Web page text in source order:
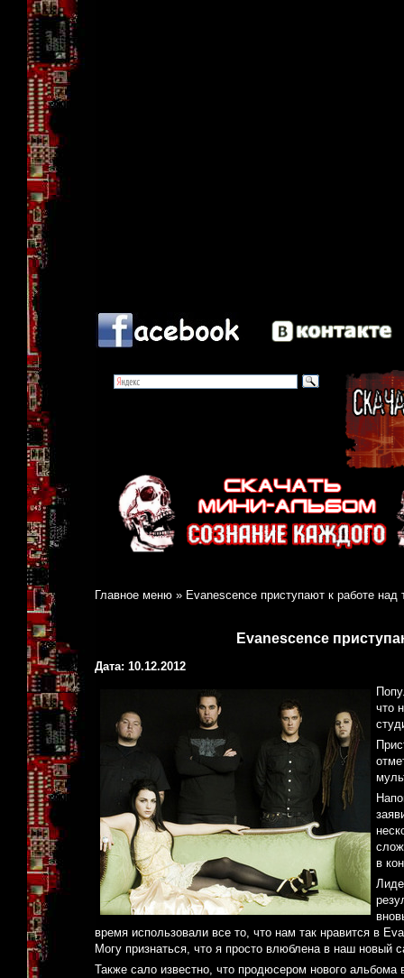
Главное меню » Evanescence приступают к работе
Evanescence
Дата: 10.12.2012
что
в
время использовали все то, что нам так нравится в
Могу признаться, что я просто влюблена в наш новый
Также сало известно, что продюсером нового